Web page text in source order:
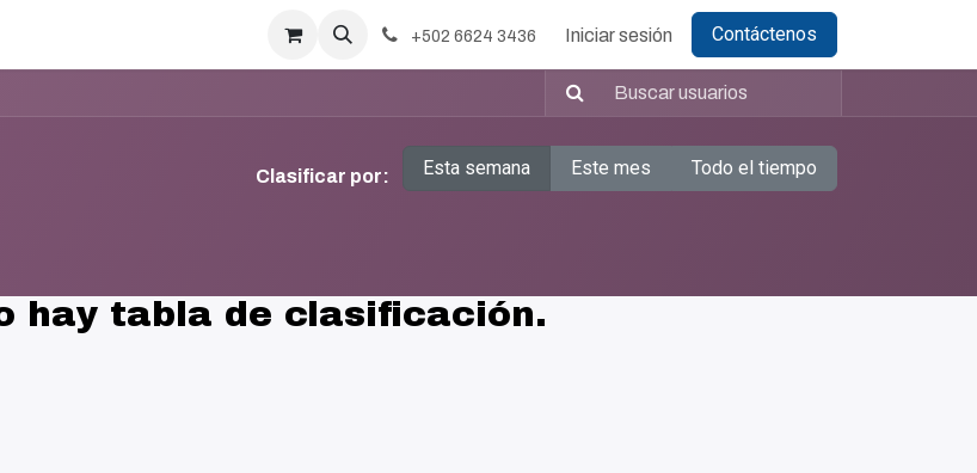
+502 6624 3436 Iniciar sesión Contáctenos
Clasificar por: Esta semana Este mes Todo el tiempo
hay tabla de clasificación.